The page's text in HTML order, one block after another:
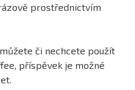
prostřednictvím
či nechcete použít
příspěvek je možné